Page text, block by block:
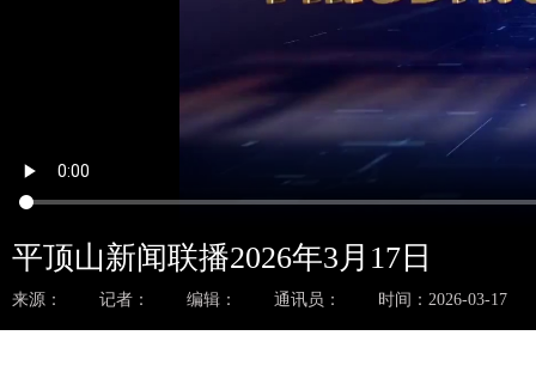
平顶山新闻联播2026年3月17日
来源： 记者： 编辑： 通讯员： 时间：2026-03-17